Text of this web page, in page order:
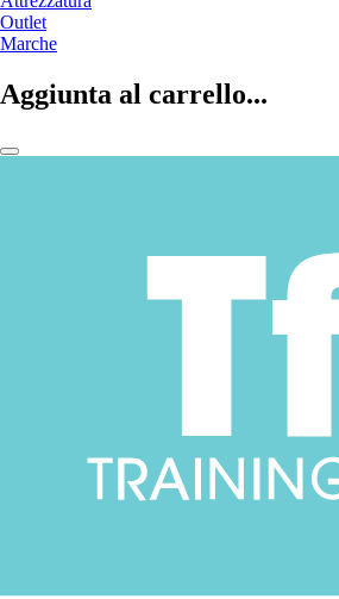
Outlet
Marche
Aggiunta al carrello...